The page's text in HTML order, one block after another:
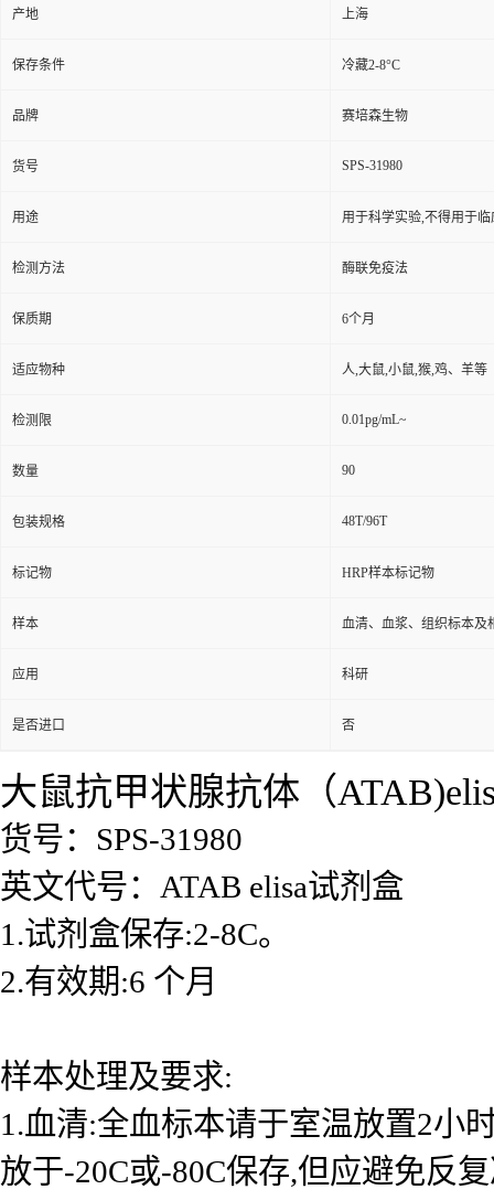
产地 上海
保存条件 冷藏2-8°C
品牌 赛培森生物
货号 SPS-31980
用途 用于科学实验,不得用于临
检测方法 酶联免疫法
保质期 6个月
适应物种 人,大鼠,小鼠,猴,鸡、羊等
检测限 0.01pg/mL~
数量 90
包装规格 48T/96T
标记物 HRP样本标记物
样本 血清、血浆、组织标本及
应用 科研
是否进口 否
大鼠抗甲状腺抗体（
货号：SPS-31980
英文代号：ATAB elisa试剂盒
1.试剂盒保存:2-8C。
2.有效期:6 个月
样本处理及要求:
1.血清:全血标本请于室温放置2小
放于-20C或-80C保存,但应避免反